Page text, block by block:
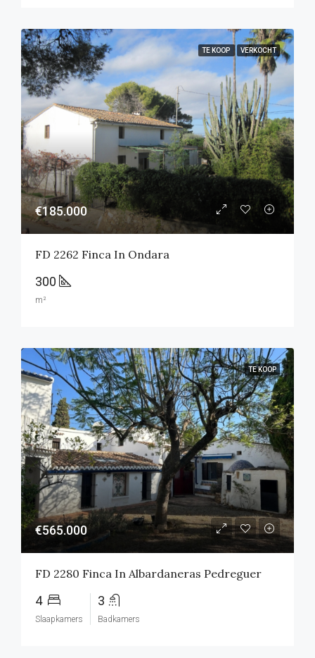
TE KOOP VERKOCHT
€185.000
FD 2262 Finca In Ondara
300
m²
TE KOOP
€565.000
FD 2280 Finca In Albardaneras Pedreguer
4
Slaapkamers
3
Badkamers